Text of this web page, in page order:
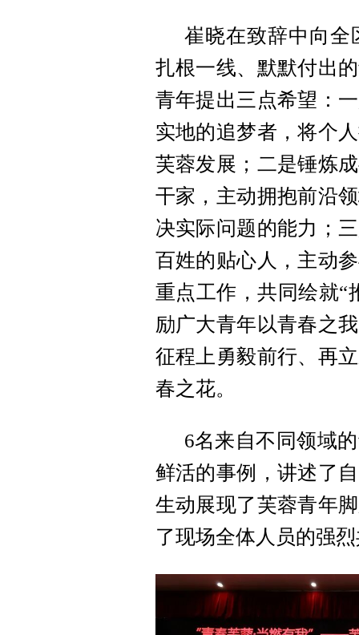
崔晓在致辞中向全
扎根一线、默默付出
青年提出三点希望：
实地的追梦者，将个
芙蓉发展；二是锤炼
干家，主动拥抱前沿
决实际问题的能力；
百姓的贴心人，主动
重点工作，共同绘就“
励广大青年以青春之
征程上勇毅前行、再
春之花。
6名来自不同领域
鲜活的事例，讲述了
生动展现了芙蓉青年
了现场全体人员的强